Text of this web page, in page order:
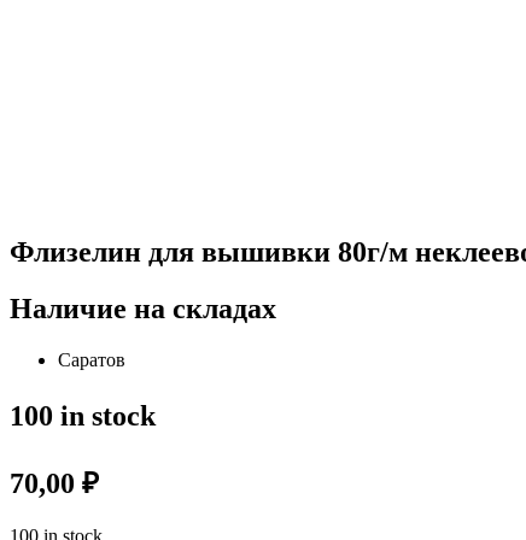
Флизелин для вышивки 80г/м
Наличие на складах
Саратов
100 in stock
70,00 ₽
100 in stock